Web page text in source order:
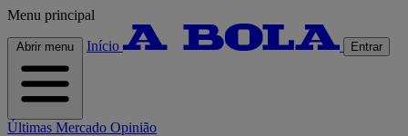
Menu principal
Abrir menu Início Entrar
Últimas Mercado Opinião